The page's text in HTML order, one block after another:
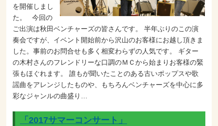
を開催しまし
た。 今回の
ご出演は秋田ベンチャーズの皆さんです。 半年ぶりのこの演
奏会ですが、イベント開始前から沢山のお客様にお越し頂きま
した。事前のお問合せも多く相変わらずの人気です。 ギター
の木村さんのフレンドリーな口調のＭＣから始まりお客様の緊
張もほぐれます。 誰もが聞いたことのある古いポップスや歌
謡曲をアレンジしたものや、もちろんベンチャーズを中心に多
彩なジャンルの曲盛り…
「2017サマーコンサート」